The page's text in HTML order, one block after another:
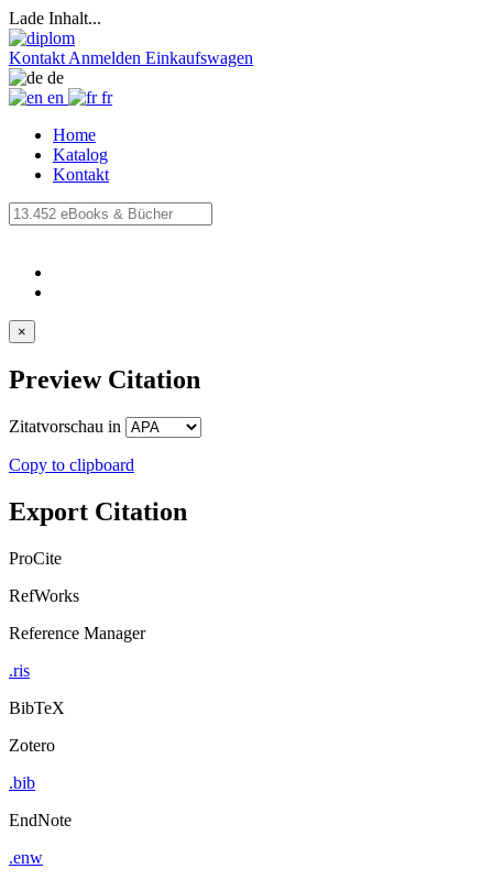
Lade Inhalt...
Kontakt Anmelden Einkaufswagen
de
en
fr
Home
Katalog
Kontakt
×
Preview Citation
Zitatvorschau in
Copy to clipboard
Export Citation
ProCite
RefWorks
Reference Manager
.ris
BibTeX
Zotero
.bib
EndNote
.enw